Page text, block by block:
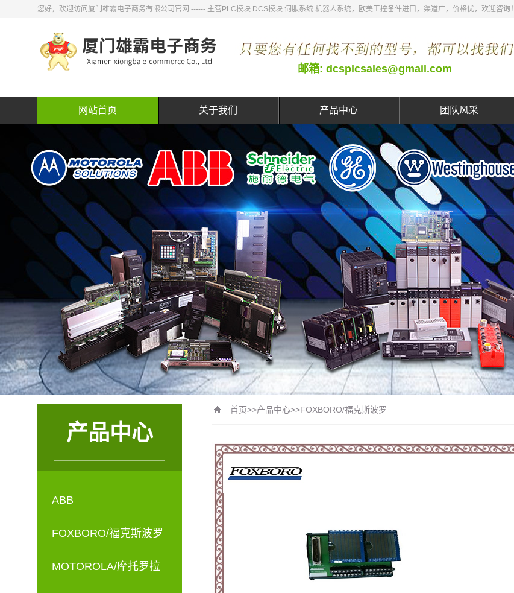
您好，欢迎访问厦门雄霸电子商务有限公司官网 ------ 主营PLC模块 DCS模块 伺服系统 机器人系统，欧美工控备件进口，渠道广，价格优，欢迎咨询！
邮箱: dcsplcsales@gmail.com
网站首页 关于我们 产品中心 团队风采
产品中心
ABB
FOXBORO/福克斯波罗
MOTOROLA/摩托罗拉
首页>>产品中心>>FOXBORO/福克斯波罗